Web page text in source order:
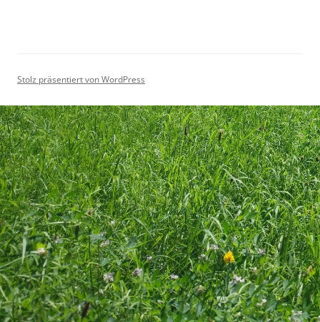
Stolz präsentiert von WordPress